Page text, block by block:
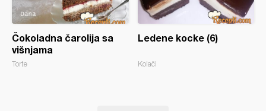
Čokoladna čarolija sa
višnjama
Torte
Ledene kocke (6)
Kolači